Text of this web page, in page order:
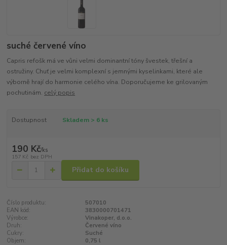
suché červené víno
Capris refošk má ve vůni velmi dominantní tóny švestek, třešní a
ostružiny. Chuť je velmi komplexní s jemnými kyselinkami, které ale
výborně hrají do harmonie celého vína. Doporučujeme ke grilovaným
pochutinám. celý popis
Dostupnost Skladem > 6 ks
190 Kč/ks
157 Kč bez DPH
Přidat do košíku
Číslo produktu:
507010
EAN kód:
3830000701471
Výrobce:
Vinakoper, d.o.o.
Druh:
Červené víno
Cukry:
Suché
Objem:
0,75 l